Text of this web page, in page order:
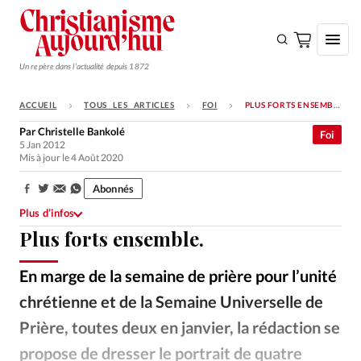
Un repère dans l'actualité depuis 1872
S'ABONNER
Monde
Opinions
Tous les articles
Faire un don
Emploi
Se connecter
ACCUEIL TOUS LES ARTICLES FOI PLUS FORTS ENSEMBLE.
Plus forts ensemble.
En marge de la semaine de prière pour l’unité
chrétienne et de la Semaine Universelle de
Prière, toutes deux en janvier, la rédaction se
propose de dresser le portrait de quatre
Foi
ParChristelle Bankolé
5 Jan 2012
Mis à jour le 4 Août 2020
Partager:
Abonnés
Plus d’infos